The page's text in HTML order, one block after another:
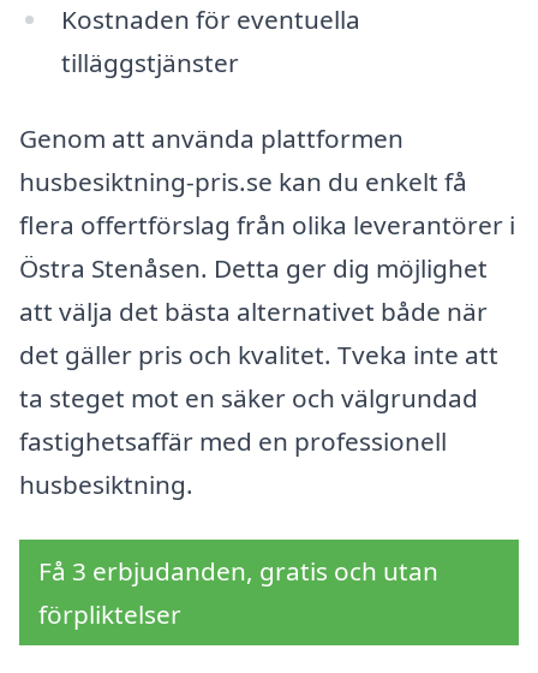
Kostnaden för eventuella
tilläggstjänster
Genom att använda plattformen
husbesiktning-pris.se kan du enkelt få
flera offertförslag från olika leverantörer i
Östra Stenåsen. Detta ger dig möjlighet
att välja det bästa alternativet både när
det gäller pris och kvalitet. Tveka inte att
ta steget mot en säker och välgrundad
fastighetsaffär med en professionell
husbesiktning.
Få 3 erbjudanden, gratis och utan
förpliktelser